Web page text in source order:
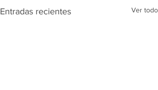
Entradas recientes Ver todo